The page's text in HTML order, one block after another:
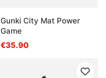
Gunki City Mat Power
Game
€35.90